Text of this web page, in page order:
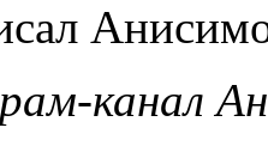
канал